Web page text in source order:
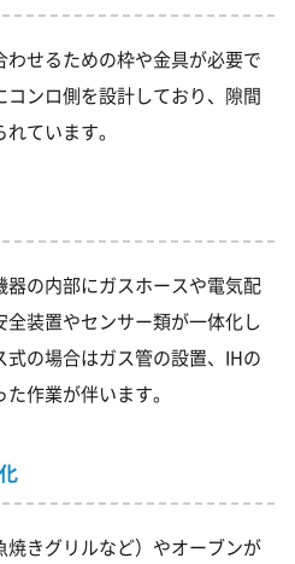
せるための枠や金具が必要で
ンロ側を設計しており、隙間
ています。
の内部にガスホースや電気配
装置やセンサー類が一体化し
の場合はガス管の設置、IHの
作業が伴います。
きグリルなど）やオーブンが